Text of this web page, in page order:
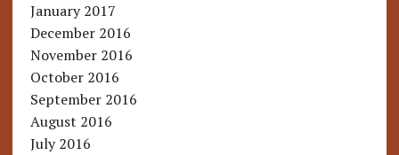
January 2017
December 2016
November 2016
October 2016
September 2016
August 2016
July 2016